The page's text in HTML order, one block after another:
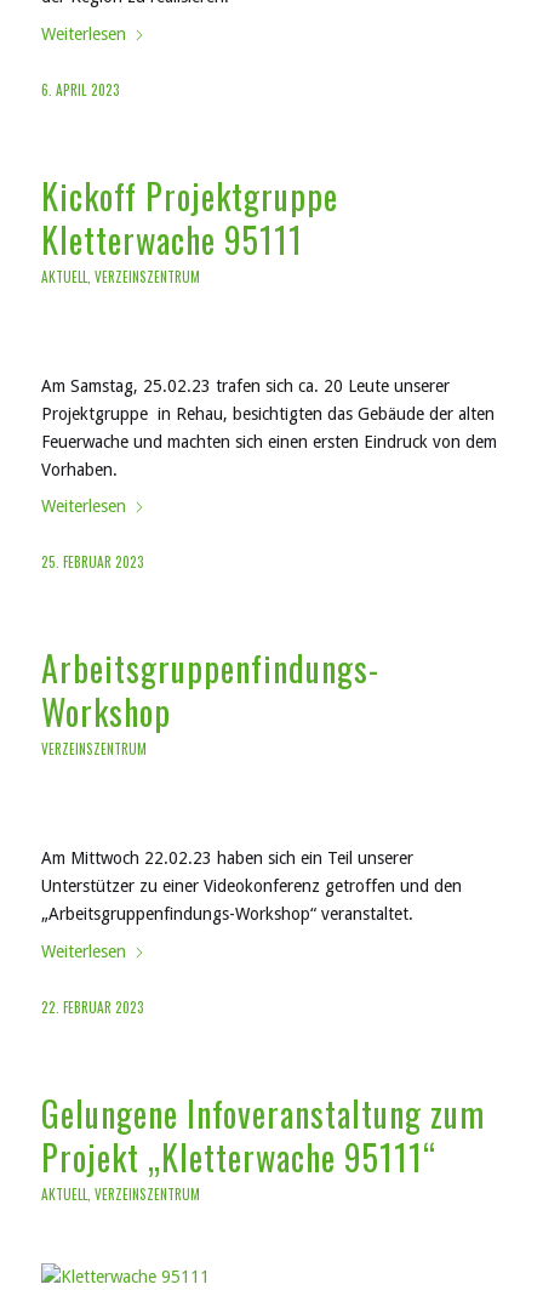
Weiterlesen
6. APRIL 2023
Kickoff Projektgruppe
Kletterwache 95111
AKTUELL VERZEINSZENTRUM
Am Samstag, 25.02.23 trafen sich ca. 20 Leute unserer
Projektgruppe in Rehau, besichtigten das Gebäude der alten
Feuerwache und machten sich einen ersten Eindruck von dem
Vorhaben.
Weiterlesen
25. FEBRUAR 2023
Arbeitsgruppenfindungs-
Workshop
VERZEINSZENTRUM
Am Mittwoch 22.02.23 haben sich ein Teil unserer
Unterstützer zu einer Videokonferenz getroffen und den
„Arbeitsgruppenfindungs-Workshop“ veranstaltet.
Weiterlesen
22. FEBRUAR 2023
Gelungene Infoveranstaltung zum
Projekt „Kletterwache 95111“
AKTUELL, VERZEINSZENTRUM